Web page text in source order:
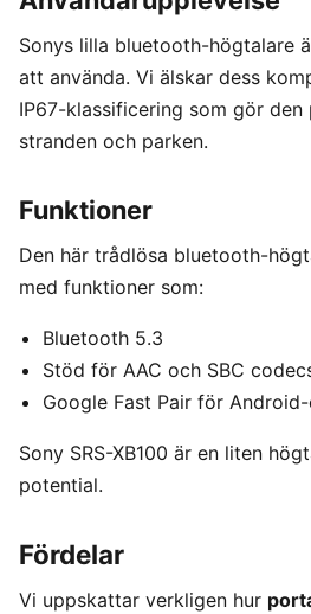
Sonys lilla bluetooth-högtalare
att använda. Vi älskar dess
IP67-klassificering som gör
stranden och parken.
Funktioner
Den här trådlösa bluetooth-
med funktioner som:
Bluetooth 5.3
Stöd för AAC och SBC
Google Fast Pair för
Sony SRS-XB100 är en liten
potential.
Fördelar
Vi uppskattar verkligen hur